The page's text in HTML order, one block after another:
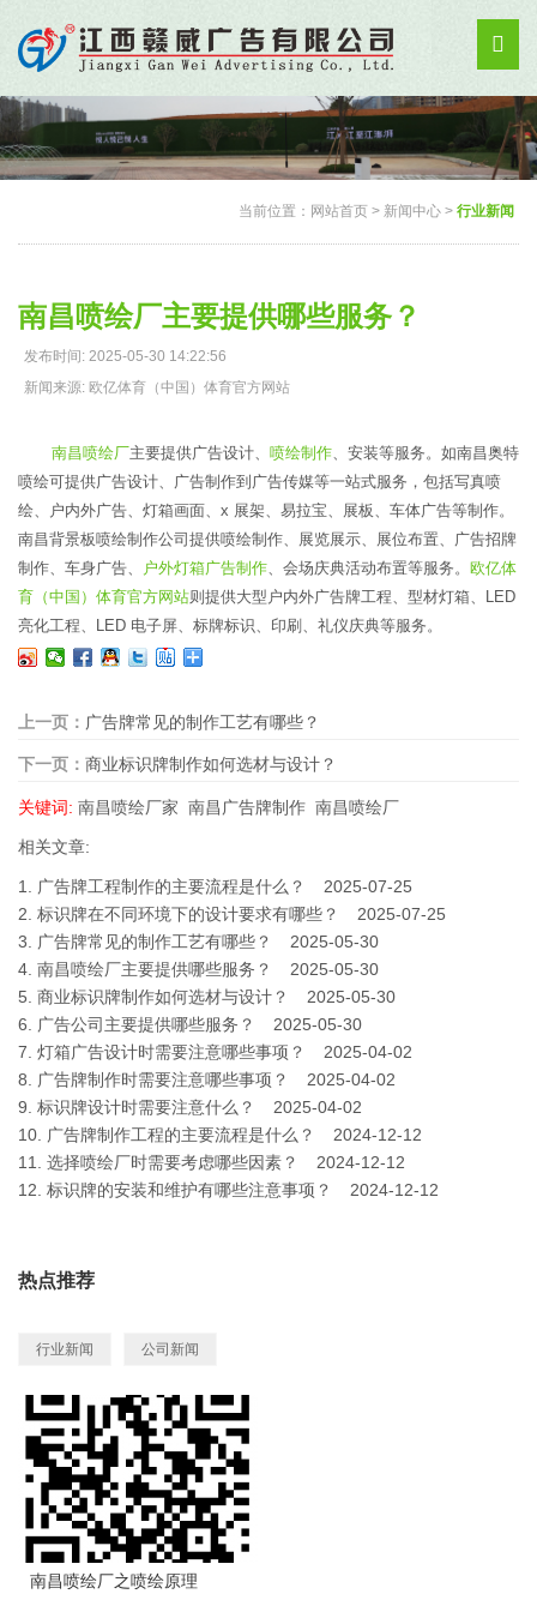
当前位置： 网站首页 > 新闻中心 > 行业新闻
南昌喷绘厂主要提供哪些服务？
发布时间: 2025-05-30 14:22:56
新闻来源: 欧亿体育（中国）体育官方网站
南昌喷绘厂主要提供广告设计、 喷绘制作 、安装等服务。如南昌奥特
喷绘可提供广告设计、广告制作到广告传媒等一站式服务，包括写真喷
绘、户内外广告、灯箱画面、x 展架、易拉宝、展板、车体广告等制作。
南昌背景板喷绘制作公司提供喷绘制作、展览展示、展位布置、广告招牌
制作、车身广告、
户外灯箱广告制作 、会场庆典活动布置等服务。 欧亿体
育（中国）体育官方网站则提供大型户内外广告牌工程、型材灯箱、LED
亮化工程、LED 电子屏、标牌标识、印刷、礼仪庆典等服务。
上一页： 广告牌常见的制作工艺有哪些？
下一页： 商业标识牌制作如何选材与设计？
关键词: 南昌喷绘厂家 南昌广告牌制作 南昌喷绘厂
相关文章:
1. 广告牌工程制作的主要流程是什么？
2025-07-25
2. 标识牌在不同环境下的设计要求有哪些？
2025-07-25
3.
广告牌常见的制作工艺有哪些？
2025-05-30
4. 南昌喷绘厂主要提供哪些服务？
2025-05-30
5. 商业标识牌制作如何选材与设计？
2025-05-30
6.
广告公司主要提供哪些服务？
2025-05-30
7. 灯箱广告设计时需要注意哪些事项？
2025-04-02
8.
广告牌制作时需要注意哪些事项？
2025-04-02
9. 标识牌设计时需要注意什么？
2025-04-02
10.
广告牌制作工程的主要流程是什么？
2024-12-12
11. 选择喷绘厂时需要考虑哪些因素？
2024-12-12
12. 标识牌的安装和维护有哪些注意事项？ 2024-12-12
热点推荐
行业新闻 公司新闻
南昌喷绘厂之喷绘原理